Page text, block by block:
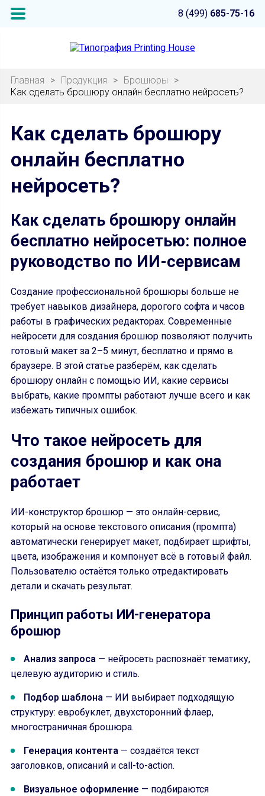
8 (499) 685-75-16
Главная > Продукция > Брошюры
>
Как сделать брошюру онлайн бесплатно нейросеть?
Как сделать брошюру
онлайн бесплатно
нейросеть?
Как сделать брошюру онлайн
бесплатно нейросетью: полное
руководство по ИИ-сервисам
Создание профессиональной брошюры больше не
требует навыков дизайнера, дорогого софта и часов
работы в графических редакторах. Современные
нейросети для создания брошюр позволяют получить
готовый макет за 2–5 минут, бесплатно и прямо в
браузере. В этой статье разберём, как сделать
брошюру онлайн с помощью ИИ, какие сервисы
выбрать, какие промпты работают лучше всего и как
избежать типичных ошибок.
Что такое нейросеть для
создания брошюр и как она
работает
ИИ-конструктор брошюр — это онлайн-сервис,
который на основе текстового описания (промпта)
автоматически генерирует макет, подбирает шрифты,
цвета, изображения и компонует всё в готовый файл.
Пользователю остаётся только отредактировать
детали и скачать результат.
Принцип работы ИИ-генератора
брошюр
Анализ запроса — нейросеть распознаёт тематику,
целевую аудиторию и стиль.
Подбор шаблона — ИИ выбирает подходящую
структуру: евробуклет, двухсторонний флаер,
многостраничная брошюра.
Генерация контента — создаётся текст
заголовков, описаний и call-to-action.
Визуальное оформление — подбираются